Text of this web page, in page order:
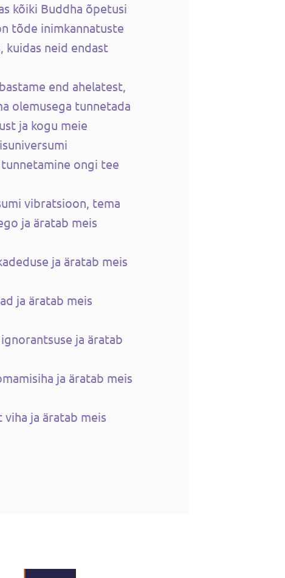
kõiki Buddha õpetusi
tõde inimkannatuste
kuidas neid endast
end ahelatest,
olemusega tunnetada
ja kogu meie
ongi tee
vibratsioon, tema
ja äratab meis
ja äratab meis
ja äratab meis
ja äratab
ja äratab meis
ja äratab meis